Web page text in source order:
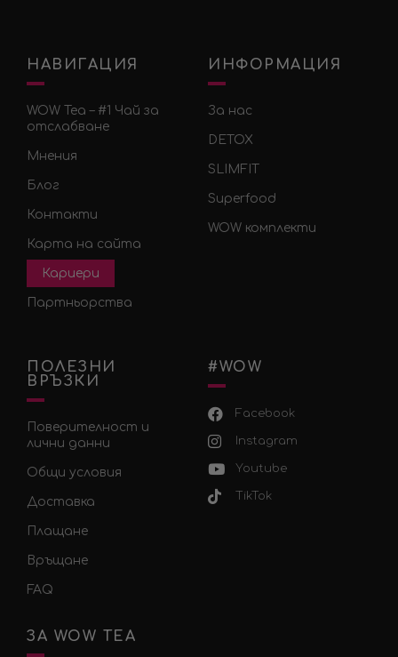
НАВИГАЦИЯ
WOW Tea – #1 Чай за
отслабване
Мнения
Блог
Контакти
Карта на сайта
Кариери
Партньорства
ИНФОРМАЦИЯ
За нас
DETOX
SLIMFIT
Superfood
WOW комплекти
ПОЛЕЗНИ
ВРЪЗКИ
Поверителност и
лични данни
Общи условия
Доставка
Плащане
Връщане
FAQ
#WOW
Facebook
Instagram
Youtube
TikTok
ЗА WOW TEA